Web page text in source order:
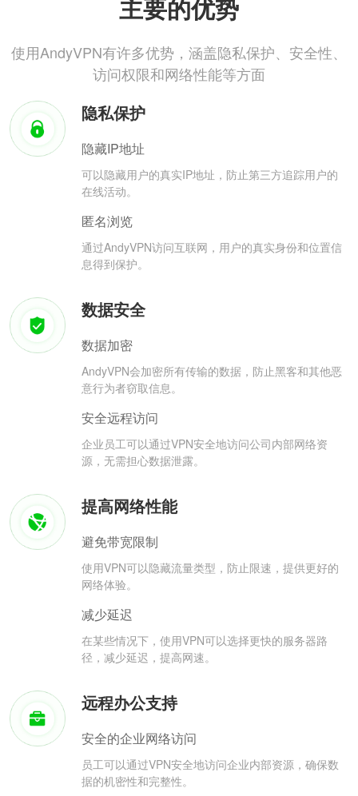
主要的优势
使用AndyVPN有许多优势，涵盖隐私保护、安全性、
访问权限和网络性能等方面
隐私保护
隐藏IP地址
可以隐藏用户的真实IP地址，防止第三方追踪用户的
在线活动。
匿名浏览
通过AndyVPN访问互联网，用户的真实身份和位置信
息得到保护。
数据安全
数据加密
AndyVPN会加密所有传输的数据，防止黑客和其他恶
意行为者窃取信息。
安全远程访问
企业员工可以通过VPN安全地访问公司内部网络资
源，无需担心数据泄露。
提高网络性能
避免带宽限制
使用VPN可以隐藏流量类型，防止限速，提供更好的
网络体验。
减少延迟
在某些情况下，使用VPN可以选择更快的服务器路
径，减少延迟，提高网速。
远程办公支持
安全的企业网络访问
员工可以通过VPN安全地访问企业内部资源，确保数
据的机密性和完整性。